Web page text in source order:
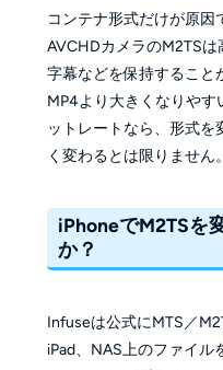
コンテナ形式だけが原
AVCHDカメラのM2TSは
字幕などを保持すること
MP4より大きくなりや
ットレートなら、形式を
く変わるとは限りません。
iPhoneでM2TSを
か？
Infuseは公式にMTS／
iPad、NAS上のファイル